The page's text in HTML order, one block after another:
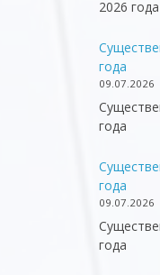
2026 года
года
09.07.2026
года
года
09.07.2026
года